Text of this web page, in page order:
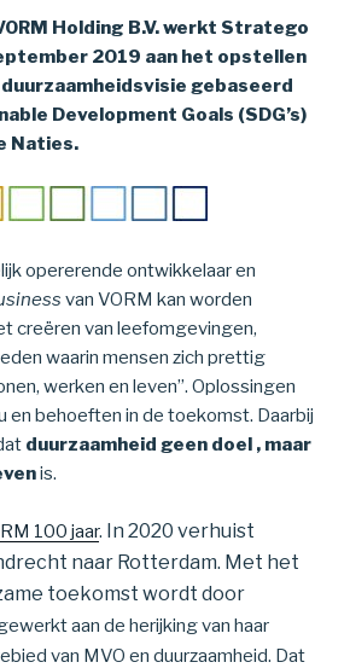
Holding B.V. werkt Stratego
2019 aan het opstellen
duurzaamheidsvisie gebaseerd
Development Goals (SDG’s)
Naties.
opererende ontwikkelaar en
van VORM kan worden
creëren van leefomgevingen,
waarin mensen zich prettig
werken en leven”. Oplossingen
en behoeften in de toekomst. Daarbij
duurzaamheid geen doel , maar
is.
100 jaar. In 2020 verhuist
naar Rotterdam. Met het
toekomst wordt door
aan de herijking van haar
van MVO en duurzaamheid. Dat